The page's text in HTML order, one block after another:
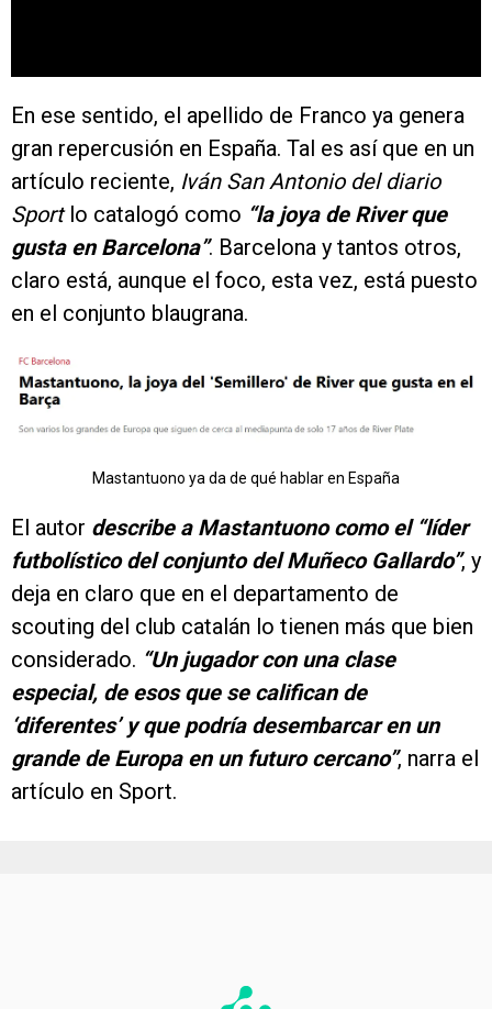
En ese sentido, el apellido de Franco ya genera
gran repercusión en España. Tal es así que en un
artículo reciente, Iván San Antonio del diario
Sportlo catalogó como “la joya de River que
gusta en Barcelona”. Barcelona y tantos otros,
claro está, aunque el foco, esta vez, está puesto
en el conjunto blaugrana.
Mastantuono ya da de qué hablar en España
El autor describe a Mastantuono como el “líder
futbolístico del conjunto del Muñeco Gallardo”, y
deja en claro que en el departamento de
scouting del club catalán lo tienen más que bien
considerado. “Un jugador con una clase
especial, de esos que se califican de
‘diferentes’ y que podría desembarcar en un
grande de Europa en un futuro cercano”, narra el
artículo en Sport.